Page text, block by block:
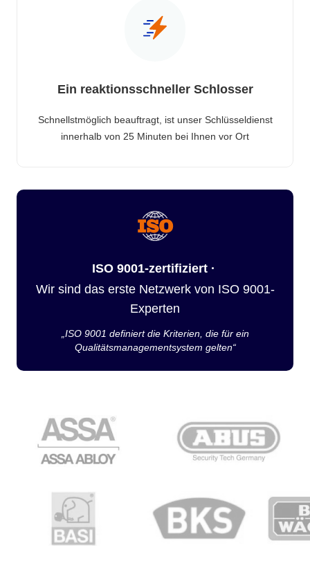
Ein reaktionsschneller Schlosser
Schnellstmöglich beauftragt, ist unser Schlüsseldienst
innerhalb von 25 Minuten bei Ihnen vor Ort
ISO 9001-zertifiziert ·
Wir sind das erste Netzwerk von ISO 9001-
Experten
„ISO 9001 definiert die Kriterien, die für ein
Qualitätsmanagementsystem gelten“